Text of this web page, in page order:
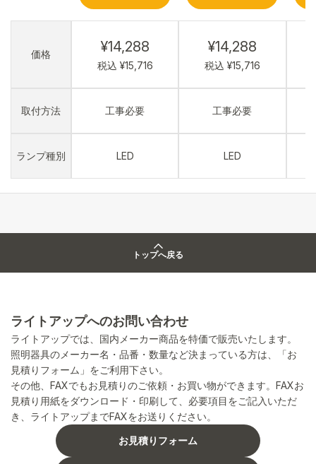
価格
取付方法
ランプ種別
¥14,288
税込 ¥15,716
工事必要
LED
¥14,288
税込 ¥15,716
工事必要
LED
トップへ戻る
ライトアップへのお問い合わせ
ライトアップでは、国内メーカー商品を特価で販売いたします。
照明器具のメーカー名・品番・数量など決まっている方は、「お
見積りフォーム」をご利用下さい。
その他、FAXでもお見積りのご依頼・お買い物ができます。FAXお
見積り用紙をダウンロード・印刷して、必要項目をご記入いただ
き、ライトアップまでFAXをお送りください。
お見積りフォーム